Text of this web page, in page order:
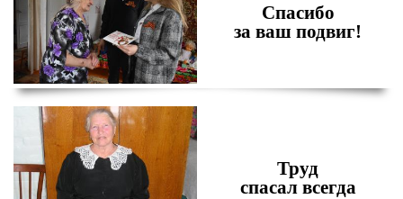
Спасибо
за ваш подвиг!
Труд
спасал всегда